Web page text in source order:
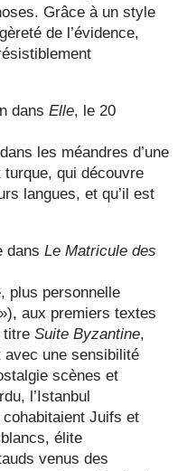
Grâce à un style
de l’évidence,
dans Elle, le 20
les méandres d’une
qui découvre
langues, et qu’il est
dans Le Matricule des
plus personnelle
aux premiers textes
titre Suite Byzantine,
avec une sensibilité
scènes et
l’Istanbul
Juifs et
élite
venus des